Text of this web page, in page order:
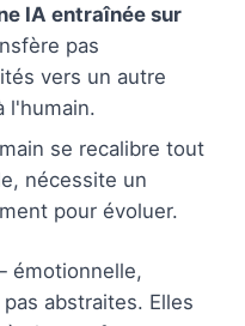
IA entraînée sur
pas
vers un autre
l'humain.
se recalibre tout
nécessite un
pour évoluer.
émotionnelle,
abstraites. Elles